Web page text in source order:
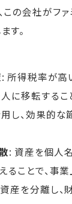
この会社がファ
す。
: 所得税率が高
に移転するこ
し、効果的な
: 資産を個人
ることで、事
産を分離し、